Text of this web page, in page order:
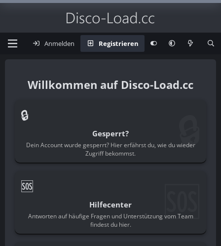
Anmelden Registrieren
Disco-Load.cc
🔒
Gesperrt?
Dein Account wurde gesperrt? Hier erfährst du, wie du wieder
Zugriff bekommst.
🔒
🆘
Hilfecenter
Antworten auf häufige Fragen und Unterstützung vom Team
findest du hier.
🆘